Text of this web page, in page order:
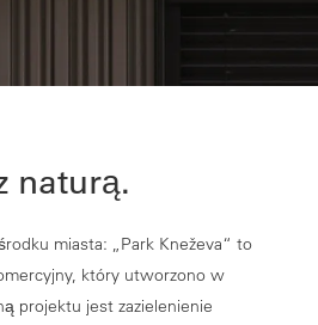
naturą.
miasta: „Park Kneževa“ to
który utworzono w
projektu jest zazielenienie